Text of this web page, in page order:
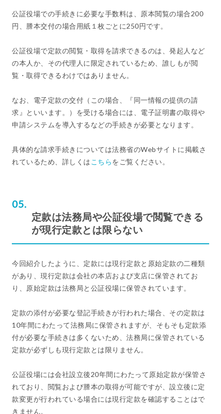
公証役場での手続きに必要な手数料は、原本閲覧の場合200
円、謄本交付の場合用紙１枚ごとに250円です。
公証役場で定款の閲覧・取得を請求できるのは、発起人など
の本人か、その代理人に限定されているため、誰しもが閲
覧・取得できるわけではありません。
なお、電子定款の交付（この場合、『同一情報の提供の請
求』といいます。）を受ける場合には、電子証明書の取得や
申請システムを導入するなどの手続きが必要となります。
具体的な請求手続きについては法務省のWebサイトに掲載さ
れているため、詳しくは こちらをご覧ください。
定款は法務局や公証役場で閲覧できる
が現行定款とは限らない
今回紹介したように、定款には現行定款と原始定款の二種類
があり、現行定款は会社の本店および支店に保管されてお
り、原始定款は法務局と公証役場に保管されています。
定款の添付が必要な登記手続きが行われた場合、その定款は
10年間にわたって法務局に保管されますが、そもそも定款添
付が必要な手続きは多くないため、法務局に保管されている
定款が必ずしも現行定款とは限りません。
公証役場には会社設立後20年間にわたって原始定款が保管さ
れており、閲覧および謄本の取得が可能ですが、設立後に定
款変更が行われている場合には現行定款を確認することはで
きません。